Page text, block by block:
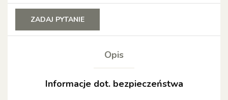
ZADAJ PYTANIE
Opis
Informacje dot. bezpieczeństwa